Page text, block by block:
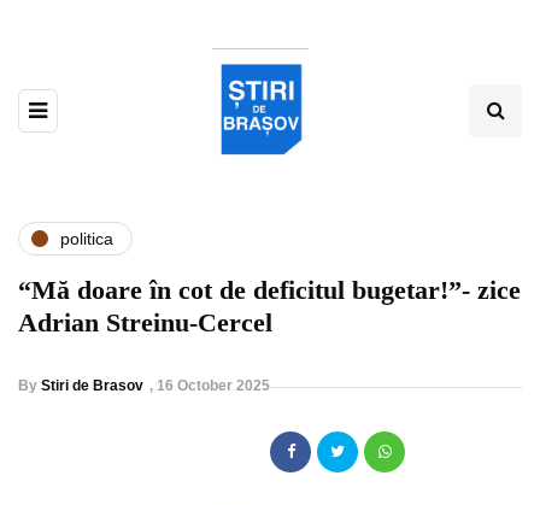
politica
“Mă doare în cot de deficitul bugetar!”- zice
Adrian Streinu-Cercel
By Stiri de Brasov , 16 October 2025